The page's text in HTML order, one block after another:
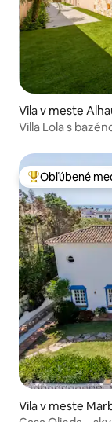
Vila v meste
Villa Lola s
Najobľúbenejšie
Obľúbené
Vila v meste